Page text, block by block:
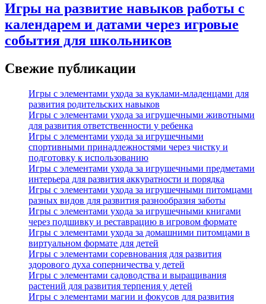
Игры на развитие навыков работы с
календарем и датами через игровые
события для школьников
Свежие публикации
Игры с элементами ухода за куклами-младенцами для
развития родительских навыков
Игры с элементами ухода за игрушечными животными
для развития ответственности у ребенка
Игры с элементами ухода за игрушечными
спортивными принадлежностями через чистку и
подготовку к использованию
Игры с элементами ухода за игрушечными предметами
интерьера для развития аккуратности и порядка
Игры с элементами ухода за игрушечными питомцами
разных видов для развития разнообразия заботы
Игры с элементами ухода за игрушечными книгами
через подшивку и реставрацию в игровом формате
Игры с элементами ухода за домашними питомцами в
виртуальном формате для детей
Игры с элементами соревнования для развития
здорового духа соперничества у детей
Игры с элементами садоводства и выращивания
растений для развития терпения у детей
Игры с элементами магии и фокусов для развития